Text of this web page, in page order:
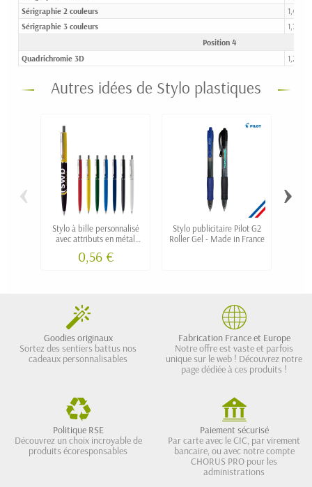
Sérigraphie 2 couleurs
1,41 €
Sérigraphie 3 couleurs
1,76 €
Position 4
Quadrichromie 3D
1,24 €
Autres idées de Stylo plastiques
Stylo à bille personnalisé
avec attributs en métal
0,56 €
Stylo publicitaire Pilot G2
Roller Gel - Made in France
‹ ›
Goodies originaux
Sortez des sentiers battus nos
cadeaux personnalisables
Fabrication France et Europe
Notre offre est vaste et parfois
unique sur le web ! Découvrez notre
page dédiée à ces produits !
Politique RSE
Découvrez un choix incroyable de
produits écoresponsables
Paiement sécurisé
Par carte avec le CIC, par virement
bancaire, ou avec notre compte
CHORUS PRO pour les
administrations